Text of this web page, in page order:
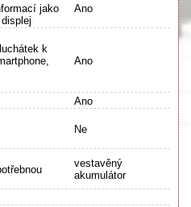
jako
Ano
k
Ano
Ano
Ne
vestavěný
akumulátor